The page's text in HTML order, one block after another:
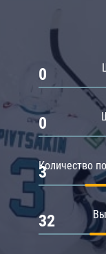
0
0
Количество
3
32